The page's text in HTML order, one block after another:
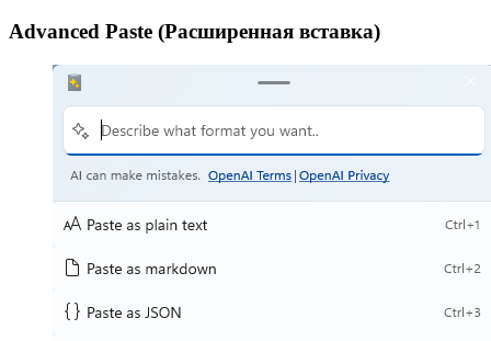
Advanced Paste (Расширенная вставка)